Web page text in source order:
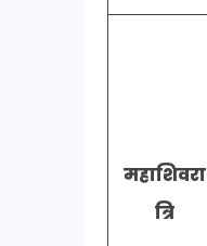
महाशिवरा
त्रि